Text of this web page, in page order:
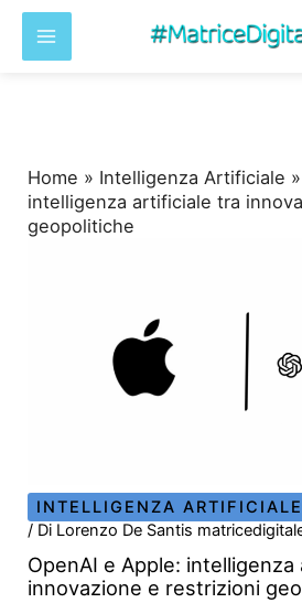
Home » Intelligenza Artificiale »
intelligenza artificiale tra
geopolitiche
INTELLIGENZA ARTIFICIALE
/ Di Lorenzo De Santis
OpenAI e Apple:
innovazione e restrizioni